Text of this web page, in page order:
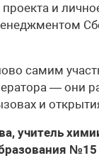
и
самим
— они
и
учитель